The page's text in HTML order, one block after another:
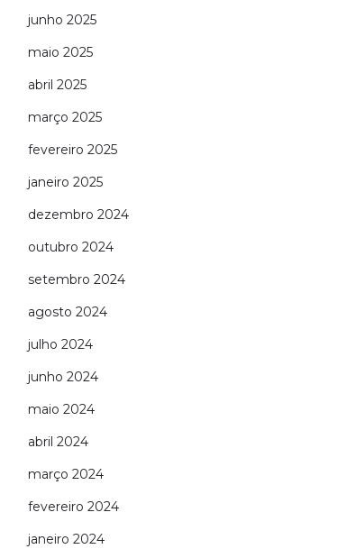
junho 2025
maio 2025
abril 2025
março 2025
fevereiro 2025
janeiro 2025
dezembro 2024
outubro 2024
setembro 2024
agosto 2024
julho 2024
junho 2024
maio 2024
abril 2024
março 2024
fevereiro 2024
janeiro 2024